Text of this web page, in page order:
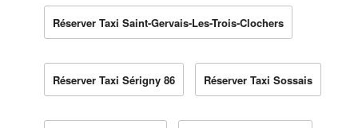
Réserver Taxi Saint-Gervais-Les-Trois-Clochers
Réserver Taxi Sérigny 86 Réserver Taxi Sossais